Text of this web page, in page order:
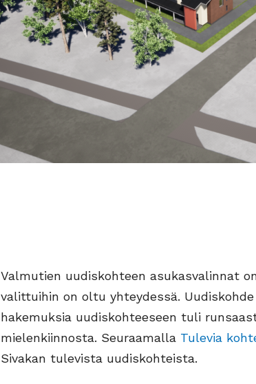
Valmutien uudiskohteen asukasvalinnat
valittuihin on oltu yhteydessä.
hakemuksia uudiskohteeseen tuli
mielenkiinnosta. Seuraamalla Tulevia
Sivakan tulevista uudiskohteista.